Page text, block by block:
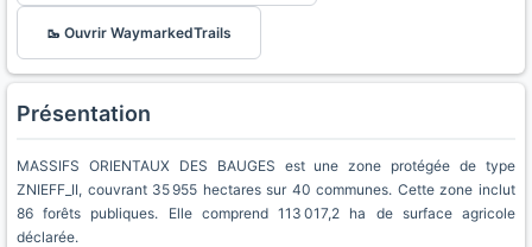
🥾 Ouvrir WaymarkedTrails
Présentation
MASSIFS ORIENTAUX DES BAUGES est une zone protégée de type
ZNIEFF_II, couvrant 35 955 hectares sur 40 communes. Cette zone inclut
86 forêts publiques. Elle comprend 113 017,2 ha de surface agricole
déclarée.